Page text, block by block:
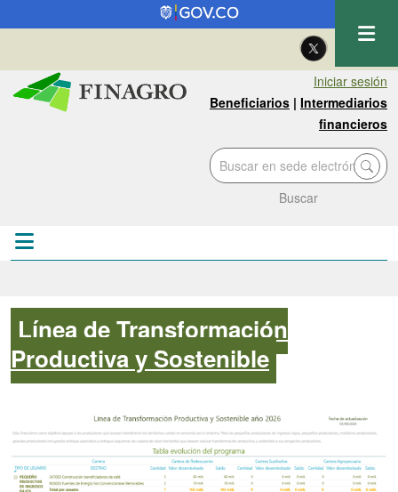
Pasar al contenido principal
| Eng
Iniciar sesión
Beneficiarios | Intermediarios
financieros
Buscar
Línea de Transformación
Productiva y Sostenible